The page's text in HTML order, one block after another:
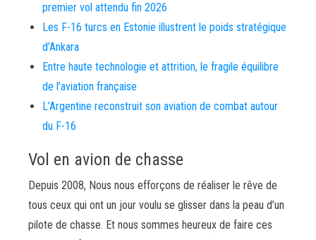
premier vol attendu fin 2026
Les F-16 turcs en Estonie illustrent le poids stratégique
d’Ankara
Entre haute technologie et attrition, le fragile équilibre
de l’aviation française
L’Argentine reconstruit son aviation de combat autour
du F-16
Vol en avion de chasse
Depuis 2008, Nous nous efforçons de réaliser le rêve de
tous ceux qui ont un jour voulu se glisser dans la peau d’un
pilote de chasse. Et nous sommes heureux de faire ces